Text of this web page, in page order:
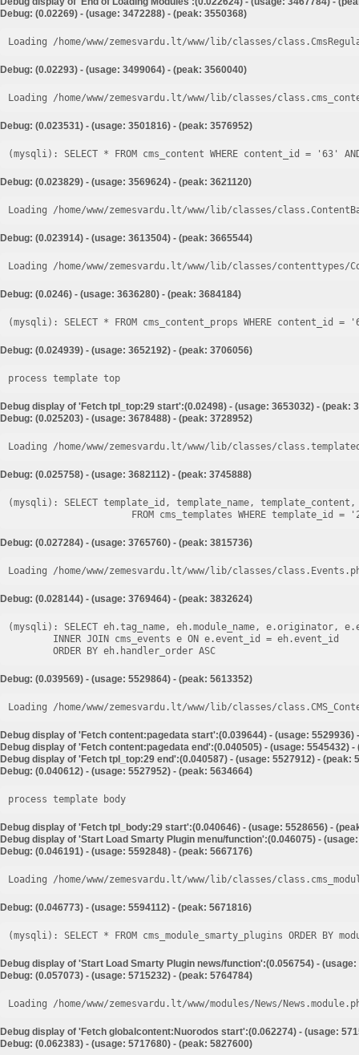
Debug: (0.02269) - (usage: 3472288) - (peak: 3550368)
Loading /home/www/zemesvardu.lt/www/lib/classes/
Debug: (0.02293) - (usage: 3499064) - (peak: 3560040)
Loading /home/www/zemesvardu.lt/www/lib/classes/
Debug: (0.023531) - (usage: 3501816) - (peak: 3576952)
Debug: (0.023829) - (usage: 3569624) - (peak: 3621120)
Loading /home/www/zemesvardu.lt/www/lib/classes/
Debug: (0.023914) - (usage: 3613504) - (peak: 3665544)
Loading /home/www/zemesvardu.lt/www/lib/classes/
Debug: (0.0246) - (usage: 3636280) - (peak: 3684184)
Debug: (0.024939) - (usage: 3652192) - (peak: 3706056)
process template top
Debug display of 'Fetch tpl_top:29 start':(0.02498) - (usage: 3653032) - (peak:
Debug: (0.025203) - (usage: 3678488) - (peak: 3728952)
Loading /home/www/zemesvardu.lt/www/lib/classes/
Debug: (0.025758) - (usage: 3682112) - (peak: 3745888)
(mysqli): SELECT template_id, template_name,
Debug: (0.027284) - (usage: 3765760) - (peak: 3815736)
Loading /home/www/zemesvardu.lt/www/lib/classes/
Debug: (0.028144) - (usage: 3769464) - (peak: 3832624)
(mysqli): SELECT eh.tag_name, eh.module_name, e.originator,
Debug: (0.039569) - (usage: 5529864) - (peak: 5613352)
Loading /home/www/zemesvardu.lt/www/lib/classes/
Debug display of 'Fetch content:pagedata start':(0.039644) - (usage: 5529936)
Debug display of 'Fetch content:pagedata end':(0.040505) - (usage: 5545432) -
Debug display of 'Fetch tpl_top:29 end':(0.040587) - (usage: 5527912) - (peak:
Debug: (0.040612) - (usage: 5527952) - (peak: 5634664)
process template body
Debug display of 'Fetch tpl_body:29 start':(0.040646) - (usage: 5528656) -
Debug display of 'Start Load Smarty Plugin menu/function':(0.046075) -
Debug: (0.046191) - (usage: 5592848) - (peak: 5667176)
Loading /home/www/zemesvardu.lt/www/lib/classes/
Debug: (0.046773) - (usage: 5594112) - (peak: 5671816)
Debug display of 'Start Load Smarty Plugin news/function':(0.056754) -
Debug: (0.057073) - (usage: 5715232) - (peak: 5764784)
Loading /home/www/zemesvardu.lt/www/modules/News/
Debug display of 'Fetch globalcontent:Nuorodos start':(0.062274) - (usage:
Debug: (0.062383) - (usage: 5717680) - (peak: 5827600)